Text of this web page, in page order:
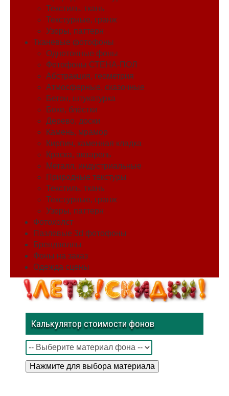
Текстиль, ткань
Текстурные, гранж
Узоры, паттерн
Тканевые фотофоны
Однотонные фоны
Фотофоны СТЕНА-ПОЛ
Абстракция, геометрия
Атмосферные, сказочные
Бетон, штукатурка
Боке, блёстки
Дерево, доски
Камень, мрамор
Кирпич, каменная кладка
Краска, акварель
Металл, индустриальные
Природные текстуры
Текстиль, ткань
Текстурные, гранж
Узоры, паттерн
Фотохолст
Пазловые 3d фотофоны
Брендволлы
Фоны на заказ
Одежда сцены
Калькулятор стоимости фонов
Нажмите для выбора материала